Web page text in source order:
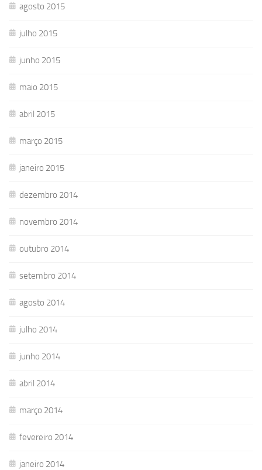
agosto 2015
julho 2015
junho 2015
maio 2015
abril 2015
março 2015
janeiro 2015
dezembro 2014
novembro 2014
outubro 2014
setembro 2014
agosto 2014
julho 2014
junho 2014
abril 2014
março 2014
fevereiro 2014
janeiro 2014